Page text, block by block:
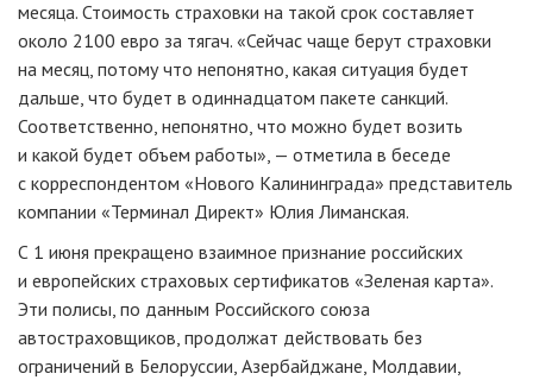
месяца. Стоимость страховки на такой срок составляет
около 2100 евро за тягач. «Сейчас чаще берут страховки
на месяц, потому что непонятно, какая ситуация будет
дальше, что будет в одиннадцатом пакете санкций.
Соответственно, непонятно, что можно будет возить
и какой будет объем работы», — отметила в беседе
с корреспондентом «Нового Калининграда» представитель
компании «Терминал Директ» Юлия Лиманская.
С 1 июня прекращено взаимное признание российских
и европейских страховых сертификатов «Зеленая карта».
Эти полисы, по данным Российского союза
автостраховщиков, продолжат действовать без
ограничений в Белоруссии, Азербайджане, Молдавии,